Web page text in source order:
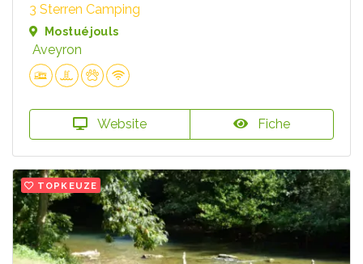
3 Sterren Camping
Mostuéjouls
Aveyron
Website Fiche
TOPKEUZE